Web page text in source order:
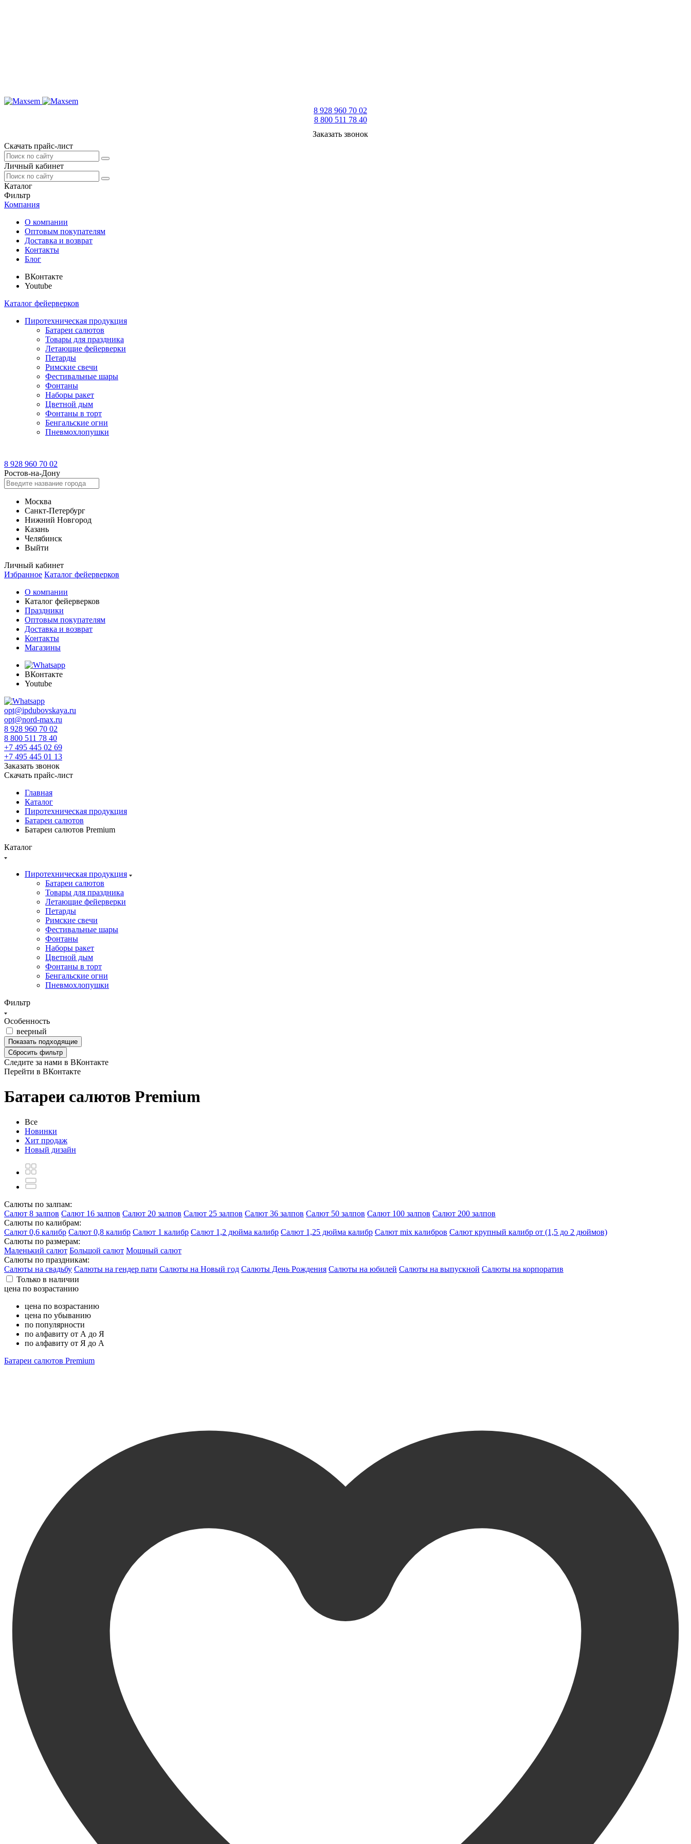
8 928 960 70 02
8 800 511 78 40
Заказать звонок
Скачать прайс-лист
Личный кабинет
Каталог
Фильтр
Компания
О компании
Оптовым покупателям
Доставка и возврат
Контакты
Блог
ВКонтакте
Youtube
Каталог фейерверков
Пиротехническая продукция
Батареи салютов
Товары для праздника
Летающие фейерверки
Петарды
Римские свечи
Фестивальные шары
Фонтаны
Наборы ракет
Цветной дым
Фонтаны в торт
Бенгальские огни
Пневмохлопушки
8 928 960 70 02
Ростов-на-Дону
Москва
Санкт-Петербург
Нижний Новгород
Казань
Челябинск
Выйти
Личный кабинет
Избранное Каталог фейерверков
О компании
Каталог фейерверков
Праздники
Оптовым покупателям
Доставка и возврат
Контакты
Магазины
ВКонтакте
Youtube
opt@ipdubovskaya.ru
opt@nord-max.ru
8 928 960 70 02
8 800 511 78 40
+7 495 445 02 69
+7 495 445 01 13
Заказать звонок
Скачать прайс-лист
Главная
Каталог
Пиротехническая продукция
Батареи салютов
Батареи салютов Premium
Каталог
Пиротехническая продукция
Батареи салютов
Товары для праздника
Летающие фейерверки
Петарды
Римские свечи
Фестивальные шары
Фонтаны
Наборы ракет
Цветной дым
Фонтаны в торт
Бенгальские огни
Пневмохлопушки
Фильтр
Особенность
веерный
Показать подходящие
Сбросить фильтр
Следите за нами в ВКонтакте
Перейти в ВКонтакте
Батареи салютов Premium
Все
Новинки
Хит продаж
Новый дизайн
Салюты по залпам:
Салют 8 залпов Салют 16 залпов Салют 20 залпов Салют 25 залпов Салют 36 залпов Салют 50 залпов Салют 100 залпов Салют 200 залпов
Салюты по калибрам:
Салют 0,6 калибр Салют 0,8 калибр Салют 1 калибр Салют 1,2 дюйма калибр Салют 1,25 дюйма калибр Салют mix калибров Салют крупный калибр от (1,5 до 2 дюймов)
Салюты по размерам:
Маленький салют Большой салют Мощный салют
Салюты по праздникам:
Салюты на свадьбу Салюты на гендер пати Салюты на Новый год Салюты День Рождения Салюты на юбилей Салюты на выпускной Салюты на корпоратив
Только в наличии
цена по возрастанию
цена по возрастанию
цена по убыванию
по популярности
по алфавиту от А до Я
по алфавиту от Я до А
Батареи салютов Premium